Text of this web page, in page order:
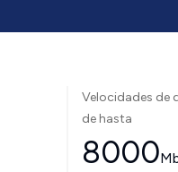
Velocidades de
de hasta
8000